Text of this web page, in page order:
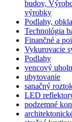
budov,
výrobky
Podlahy,
Technológia
Finančné a
Vykurovacie
Podlahy
vencový
ubytovanie
sanačný
LED
podzemné